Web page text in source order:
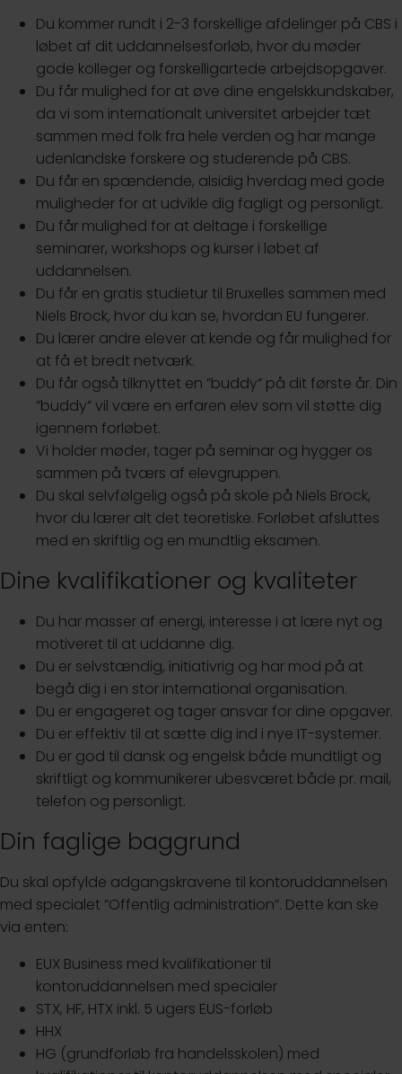
Du kommer rundt i 2-3 forskellige afdelinger på CBS i
løbet af dit uddannelsesforløb, hvor du møder
gode kolleger og forskelligartede arbejdsopgaver.
Du får mulighed for at øve dine engelskkundskaber,
da vi som internationalt universitet arbejder tæt
sammen med folk fra hele verden og har mange
udenlandske forskere og studerende på CBS.
Du får en spændende, alsidig hverdag med gode
muligheder for at udvikle dig fagligt og personligt.
Du får mulighed for at deltage i forskellige
seminarer, workshops og kurser i løbet af
uddannelsen.
Du får en gratis studietur til Bruxelles sammen med
Niels Brock, hvor du kan se, hvordan EU fungerer.
Du lærer andre elever at kende og får mulighed for
at få et bredt netværk.
Du får også tilknyttet en ”buddy” på dit første år. Din
”buddy” vil være en erfaren elev som vil støtte dig
igennem forløbet.
Vi holder møder, tager på seminar og hygger os
sammen på tværs af elevgruppen.
Du skal selvfølgelig også på skole på Niels Brock,
hvor du lærer alt det teoretiske. Forløbet afsluttes
med en skriftlig og en mundtlig eksamen.
Dine kvalifikationer og kvaliteter
Du har masser af energi, interesse i at lære nyt og
motiveret til at uddanne dig.
Du er selvstændig, initiativrig og har mod på at
begå dig i en stor international organisation.
Du er engageret og tager ansvar for dine opgaver.
Du er effektiv til at sætte dig ind i nye IT-systemer.
Du er god til dansk og engelsk både mundtligt og
skriftligt og kommunikerer ubesværet både pr. mail,
telefon og personligt.
Din faglige baggrund
Du skal opfylde adgangskravene til kontoruddannelsen
med specialet ”Offentlig administration”. Dette kan ske
via enten:
EUX Business med kvalifikationer til
kontoruddannelsen med specialer
STX, HF, HTX inkl. 5 ugers EUS-forløb
HHX
HG (grundforløb fra handelsskolen) med